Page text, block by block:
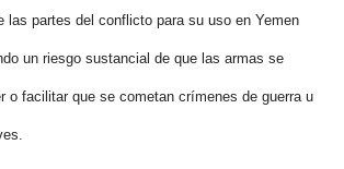
las partes del conflicto para su uso en Yemen
un riesgo sustancial de que las armas se
o facilitar que se cometan crímenes de guerra u